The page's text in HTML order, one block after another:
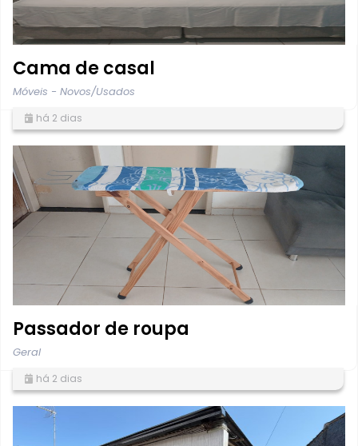
Cama de casal
Móveis - Novos/Usados
há 2 dias
Passador de roupa
Geral
há 2 dias